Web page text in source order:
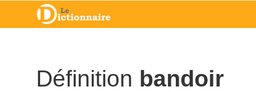
Définition bandoir